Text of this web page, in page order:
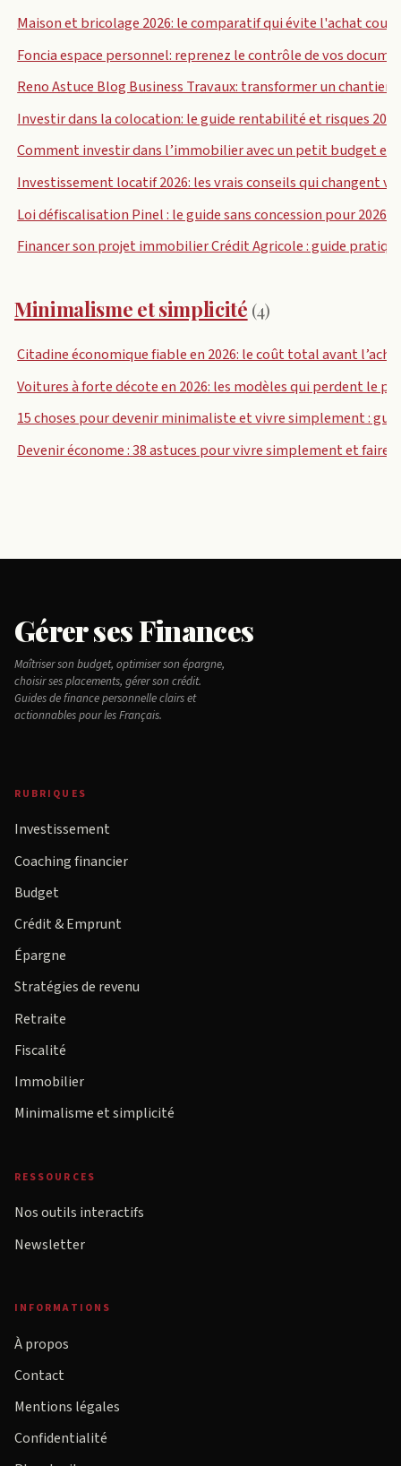
Maison et bricolage 2026: le comparatif qui évite l'achat
Foncia espace personnel: reprenez le contrôle de vos
Reno Astuce Blog Business Travaux: transformer un
Investir dans la colocation: le guide rentabilité et risques 2026
Comment investir dans l’immobilier avec un petit budget en
Investissement locatif 2026: les vrais conseils qui changent
Loi défiscalisation Pinel : le guide sans concession pour 2026
Financer son projet immobilier Crédit Agricole : guide
Minimalisme et simplicité (4)
Citadine économique fiable en 2026: le coût total avant
Voitures à forte décote en 2026: les modèles qui perdent le
15 choses pour devenir minimaliste et vivre simplement :
Devenir économe : 38 astuces pour vivre simplement et faire
Gérer ses Finances
Maîtriser son budget, optimiser son épargne,
choisir ses placements, gérer son crédit.
Guides de finance personnelle clairs et
actionnables pour les Français.
RUBRIQUES
Investissement
Coaching financier
Budget
Crédit & Emprunt
Épargne
Stratégies de revenu
Retraite
Fiscalité
Immobilier
Minimalisme et simplicité
RESSOURCES
Nos outils interactifs
Newsletter
INFORMATIONS
À propos
Contact
Mentions légales
Confidentialité